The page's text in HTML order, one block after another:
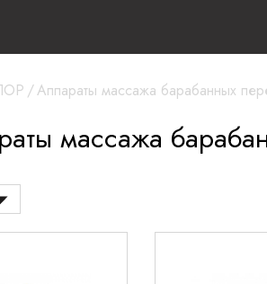
/Аппараты массажа барабанных
массажа